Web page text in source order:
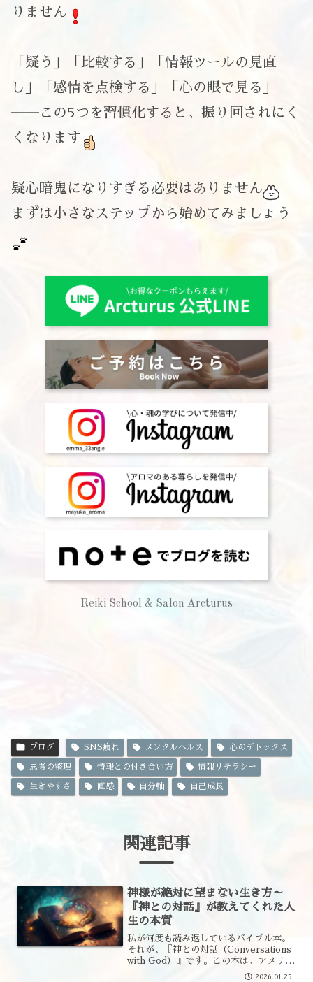
りません
「疑う」「比較する」「情報ツールの見直
し」「感情を点検する」「心の眼で見る」
――この5つを習慣化すると、振り回されにく
くなります
疑心暗鬼になりすぎる必要はありません
まずは小さなステップから始めてみましょう
Reiki School & Salon Arcturus
ブログ SNS疲れ メンタルヘルス 心のデトックス
思考の整理 情報との付き合い方 情報リテラシー
生きやすさ 直感 自分軸 自己成長
関連記事
神様が絶対に望まない生き方～
『神との対話』が教えてくれた人
生の本質
私が何度も読み返しているバイブル本。
それが、『神との対話（Conversations
with God）』です。この本は、アメリカ
の作家ニール・ドナルド・ウォルシュ氏
2026.01.25